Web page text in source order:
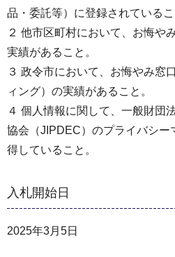
品・委託等）に登録されているこ
２ 他市区町村において、お悔や
実績があること。
３ 政令市において、お悔やみ窓
ィング）の実績があること。
４ 個人情報に関して、一般財団
協会（JIPDEC）のプライバシー
得していること。
入札開始日
2025年3月5日